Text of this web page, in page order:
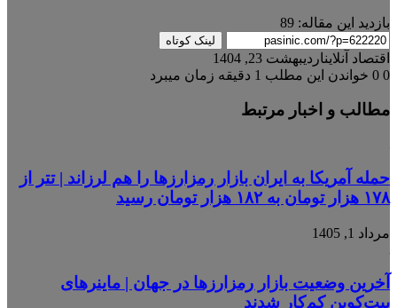
بازدید این مقاله: 89
لینک کوتاه
اقتصاد آنلایناردیبهشت 23, 1404
0
خواندن این مطلب 1 دقیقه زمان میبرد
مطالب و اخبار مرتبط
حمله آمریکا به ایران بازار رمزارزها را هم لرزاند | تتر از
۱۷۸ هزار تومان به ۱۸۲ هزار تومان رسید
مرداد 1, 1405
آخرین وضعیت بازار رمزارزها در جهان | ماینرهای
بیت‌کوین کم‌کار شدند